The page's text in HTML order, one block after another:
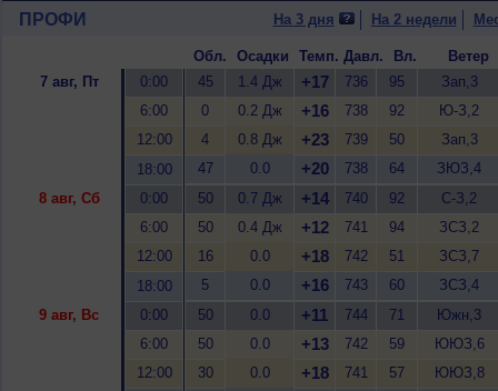
ПРОФИ На 3 дня На 2 недели
Обл. Осадки Темп. Давл. Вл.
Ветер
7 авг, Пт
0:00 45 1.4 Дж +17 736 95
Зап,3
6:00
0 0.2 Дж +16 738 92
Ю-З,2
12:00
4 0.8 Дж +23 739 50
Зап,3
18:00
47 0.0 +20 738 64
ЗЮЗ,4
8 авг, Сб
0:00 50 0.7 Дж +14 740 92
С-З,2
6:00
50 0.4 Дж +12 741 94
ЗСЗ,2
12:00
16 0.0 +18 742 51
ЗСЗ,7
18:00
5 0.0 +16 743 60
ЗСЗ,4
9 авг, Вс
0:00 50 0.0 +11 744 71
Южн,3
6:00
50 0.0 +13 742 59
ЮЮЗ,6
12:00
30 0.0 +18 741 57
ЮЮЗ,8